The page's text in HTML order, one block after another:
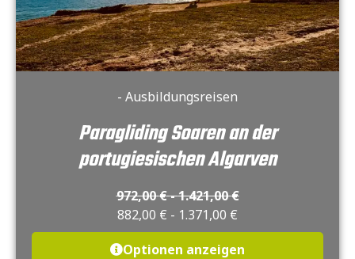
- Ausbildungsreisen
Paragliding Soaren an der
portugiesischen Algarven
972,00€-1.421,00€
882,00 € - 1.371,00 €
Optionen anzeigen